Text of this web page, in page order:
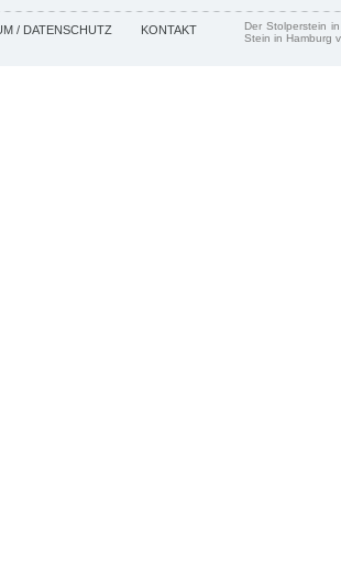
/ DATENSCHUTZ KONTAKT
Der Stolperstein
Stein in Hamburg